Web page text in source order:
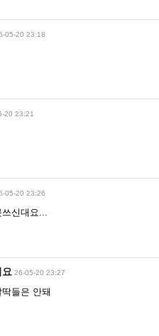
05-20 23:18
20 23:21
05-20 23:26
신대요...
26-05-20 23:27
들은 안돼